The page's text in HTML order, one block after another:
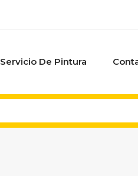
Servicio De Pintura